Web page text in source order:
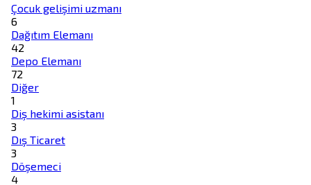
Çocuk gelişimi uzmanı
6
Dağıtım Elemanı
42
Depo Elemanı
72
Diğer
1
Diş hekimi asistanı
3
Dış Ticaret
3
Döşemeci
4